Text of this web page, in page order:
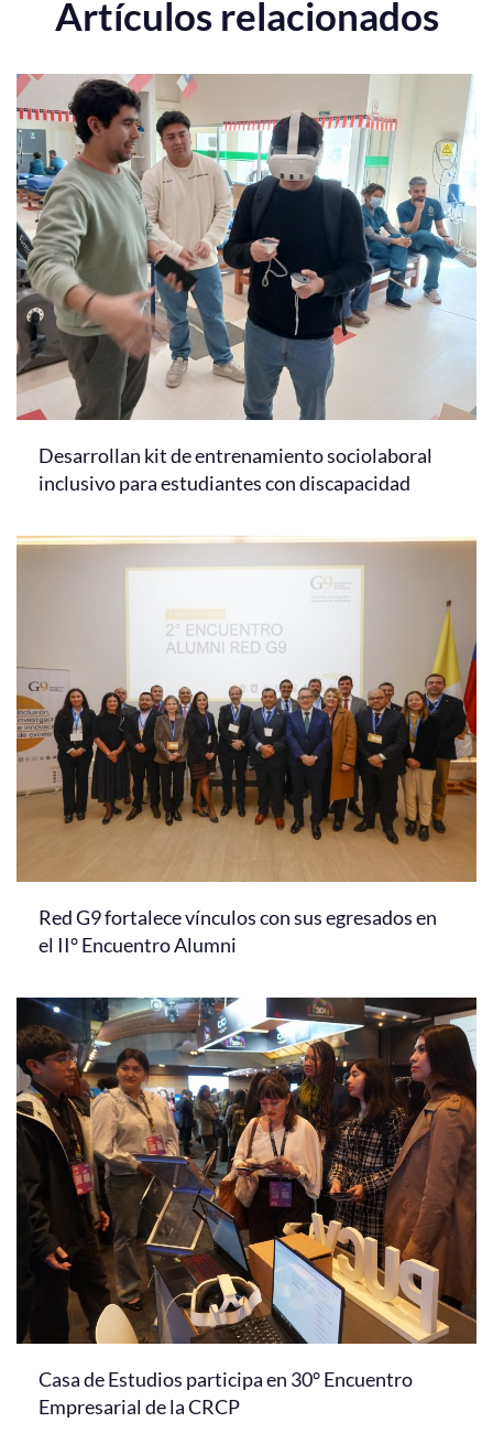
Artículos relacionados
Desarrollan kit de entrenamiento sociolaboral
inclusivo para estudiantes con discapacidad
Red G9 fortalece vínculos con sus egresados en
el II° Encuentro Alumni
Casa de Estudios participa en 30° Encuentro
Empresarial de la CRCP